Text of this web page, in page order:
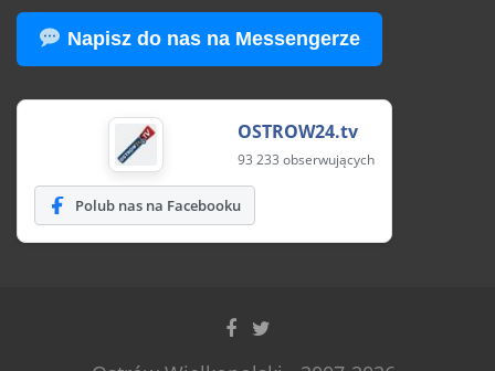
Napisz do nas na Messengerze
OSTROW24.tv
93 233 obserwujących
Polub nas na Facebooku